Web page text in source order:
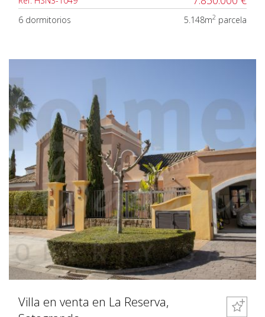
6 dormitorios 5.148m2 parcela
Villa en venta en La Reserva,